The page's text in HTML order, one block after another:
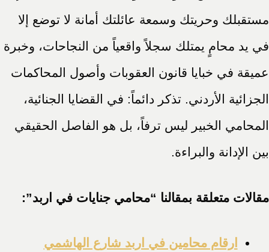
مستقبلك وحريتك وسمعة عائلتك أمانة لا توضع إلا
في يد محامٍ يمتلك سجلاً واقعياً من النجاحات، وخبرة
عميقة في خبايا قانون العقوبات وأصول المحاكمات
الجزائية الأردني. تذكر دائماً: في القضايا الجنائية،
المحامي الخبير ليس ترفاً، بل هو الفاصل الحقيقي
بين الإدانة والبراءة.
مقالات متعلقة بمقالنا “محامي جنايات في اربد”:
ارقام محامين في اربد شارع الهاشمي